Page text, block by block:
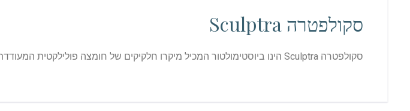
סקולפטרה Sculptra
סקולפטרה Sculptra הינו ביוסטימולטור המכיל מיקרו חלקיקים של חומצה פולילקטית המעודדת ייצור מחודש של סיבי קולגן בעור באמצעות תהליך טבעי התורם לשיפור מראה ואיכות העור.